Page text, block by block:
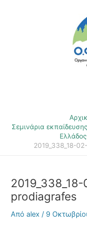
Σεμινάρια
2019_338_18-
prodiagrafes
Απόalex/ 9